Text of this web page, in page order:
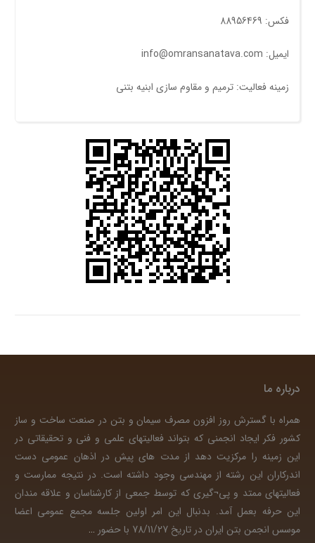
فکس: 88956469
ایمیل: info@omransanatava.com
زمینه فعالیت: ترمیم و مقاوم سازی ابنیه بتنی
درباره ما
همراه با گسترش روز افزون مصرف سیمان و بتن در صنعت ساخت و ساز
کشور فکر ایجاد انجمنی که بتواند فعالیتهای علمی و فنی و تحقیقاتی در
این زمینه را مرکزیت دهد از مدت های پیش در اذهان عمومی دست
اندرکاران این رشته از مهندسی وجود داشته است. در نتیجه ممارست و
فعالیتهای ممتد و پی¬گیری که توسط جمعی از کارشناسان و علاقه مندان
این حرفه بعمل آمد. بدنبال این امر اولین جلسه مجمع عمومی اعضا
موسس انجمن بتن ایران در تاریخ 78/11/27 با حضور
…